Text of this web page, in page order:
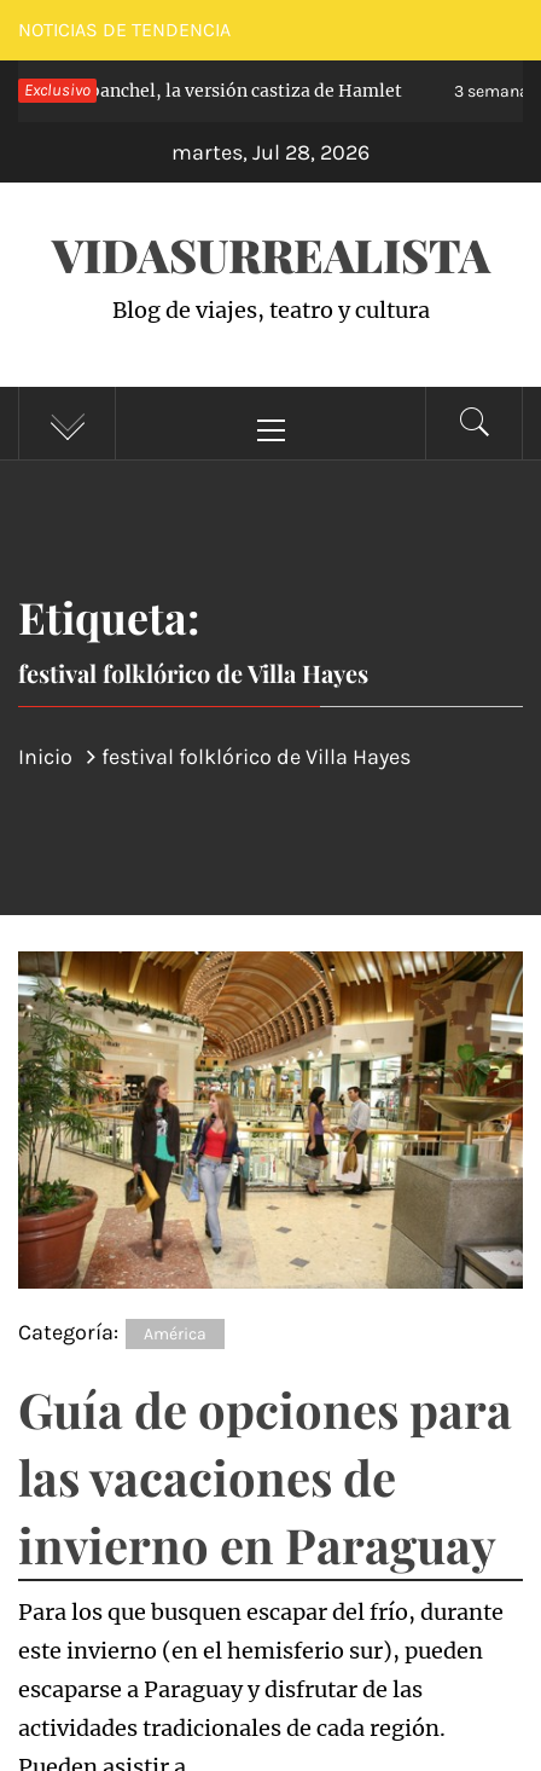
Saltar
al
contenido
NOTICIAS DE TENDENCIA
Exclusivo
de Carabanchel, la versión castiza de Hamlet 3 semanas
martes, Jul 28, 2026
VIDASURREALISTA
Blog de viajes, teatro y cultura
principal
Etiqueta:
festival folklórico de Villa Hayes
Inicio festival folklórico de Villa Hayes
Categoría: América
Guía de opciones para
las vacaciones de
invierno en Paraguay
Para los que busquen escapar del frío, durante
este invierno (en el hemisferio sur), pueden
escaparse a Paraguay y disfrutar de las
actividades tradicionales de cada región.